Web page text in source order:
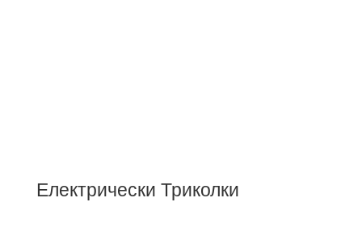
Електрически Триколки